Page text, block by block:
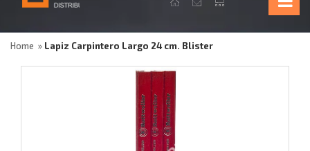
Home Lapiz Carpintero Largo 24 cm. Blister